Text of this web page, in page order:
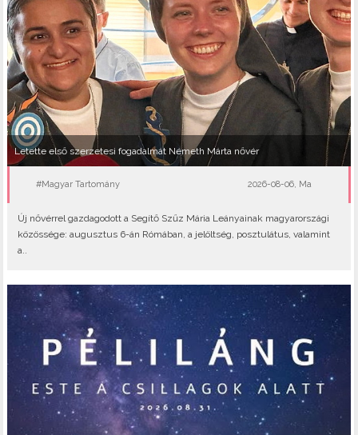
Letette első szerzetesi fogadalmát Németh Márta nővér
#Magyar Tartomány 2026-08-06, Ma
Új nővérrel gazdagodott a Segítő Szűz Mária Leányainak magyarországi
közössége: augusztus 6-án Rómában, a jelöltség, posztulátus, valamint
a..